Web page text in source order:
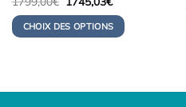
initial
était :
1799,00€.
actuel
est :
1745,03€.
CHOIX DES OPTIONS